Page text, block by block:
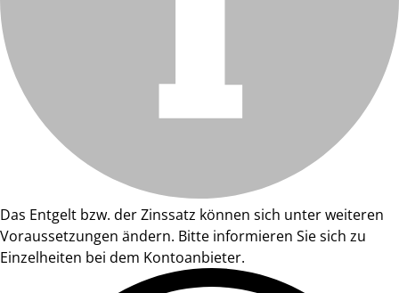
Das Entgelt bzw. der Zinssatz können sich unter weiteren
Voraussetzungen ändern. Bitte informieren Sie sich zu
Einzelheiten bei dem Kontoanbieter.